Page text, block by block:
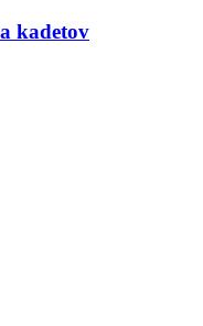
kadetov